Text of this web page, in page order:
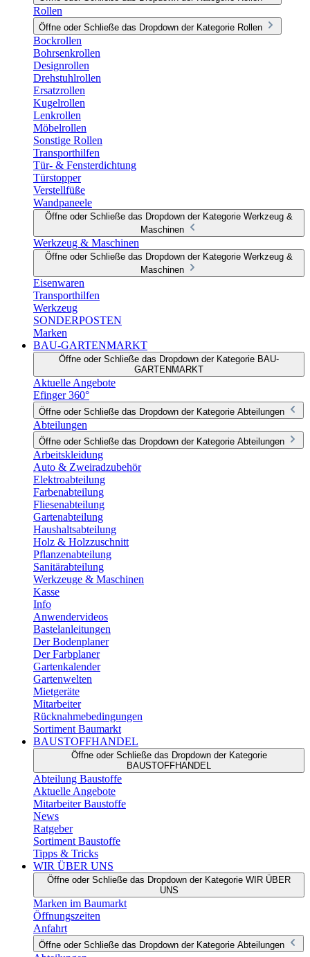
Rollen
Öffne oder Schließe das Dropdown der Kategorie Rollen
Bockrollen
Bohrsenkrollen
Designrollen
Drehstuhlrollen
Ersatzrollen
Kugelrollen
Lenkrollen
Möbelrollen
Sonstige Rollen
Transporthilfen
Tür- & Fensterdichtung
Türstopper
Verstellfüße
Wandpaneele
Öffne oder Schließe das Dropdown der Kategorie Werkzeug &
Maschinen
Werkzeug & Maschinen
Öffne oder Schließe das Dropdown der Kategorie Werkzeug &
Maschinen
Eisenwaren
Transporthilfen
Werkzeug
SONDERPOSTEN
Marken
BAU-GARTENMARKT
Öffne oder Schließe das Dropdown der Kategorie BAU-
GARTENMARKT
Aktuelle Angebote
Efinger 360°
Öffne oder Schließe das Dropdown der Kategorie Abteilungen
Abteilungen
Öffne oder Schließe das Dropdown der Kategorie Abteilungen
Arbeitskleidung
Auto & Zweiradzubehör
Elektroabteilung
Farbenabteilung
Fliesenabteilung
Gartenabteilung
Haushaltsabteilung
Holz & Holzzuschnitt
Pflanzenabteilung
Sanitärabteilung
Werkzeuge & Maschinen
Kasse
Info
Anwendervideos
Bastelanleitungen
Der Bodenplaner
Der Farbplaner
Gartenkalender
Gartenwelten
Mietgeräte
Mitarbeiter
Rücknahmebedingungen
Sortiment Baumarkt
BAUSTOFFHANDEL
Öffne oder Schließe das Dropdown der Kategorie
BAUSTOFFHANDEL
Abteilung Baustoffe
Aktuelle Angebote
Mitarbeiter Baustoffe
News
Ratgeber
Sortiment Baustoffe
Tipps & Tricks
WIR ÜBER UNS
Öffne oder Schließe das Dropdown der Kategorie WIR ÜBER
UNS
Marken im Baumarkt
Öffnungszeiten
Anfahrt
Öffne oder Schließe das Dropdown der Kategorie Abteilungen